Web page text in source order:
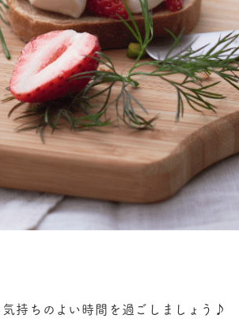
持ちのよい時間を過ごしましょう♪